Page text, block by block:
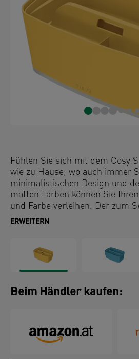
Fühlen Sie sich mit dem Cosy
wie zu Hause, wo auch immer
minimalistischen Design und
matten Farben können Sie
und Farbe verleihen. Der zum
Organiser kann auch
oder Büroutensilien wie
Bastelartikel, A5 Dokumente und
Reinigungsprodukte. MyBox
lebensmittelecht zertifiziert und
warme und kalte Speisen. So
Diese Box ist Teil des
Aufbewahrungssystems und
ERWEITERN
Beim Händler kaufen: